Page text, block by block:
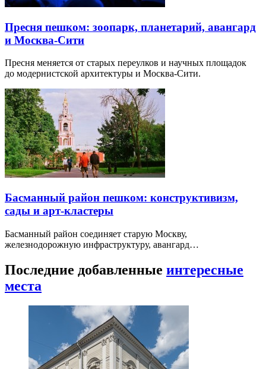
Пресня пешком: зоопарк, планетарий, авангард
и Москва-Сити
Пресня меняется от старых переулков и научных площадок
до модернистской архитектуры и Москва-Сити.
Басманный район пешком: конструктивизм,
сады и арт-кластеры
Басманный район соединяет старую Москву,
железнодорожную инфраструктуру, авангард…
Последние добавленные интересные
места